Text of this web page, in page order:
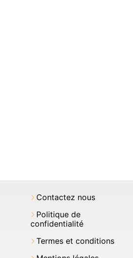
Contactez nous
Politique de
confidentialité
Termes et conditions